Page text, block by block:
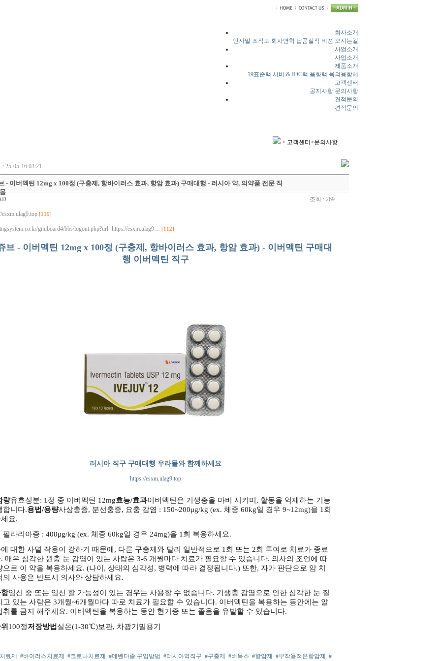
회사소개
인사말 조직도 회사연혁 납품실적 비젼 오시는길
사업소개
사업소개
제품소개
19표준랙 서버 & IDC랙 음향랙 옥외용함체
고객센터
공지사항 문의사항
견적문의
견적문의
> 고객센터>문의사항
: 25-05-16 03:21
- 이버멕틴 12mg x 100정 (구충제, 항바이러스 효과, 항암 효과) 구매대행 - 러시아 약, 의약품 전문 직
조회 : 269
esxm.ulag9.top [119]
gnuboard4/bbs/logout.php?url=https://esxm.ulag9… [112]
브 - 이버멕틴 12mg x 100정 (구충제, 항바이러스 효과, 항암 효과) - 이버멕틴 구매대
행 이버멕틴 직구
러시아 직구 구매대행 우라몰와 함께하세요
https://esxm.ulag9.top
량유효성분: 1정 중 이버멕틴 12mg효능/효과이버멕틴은 기생충을 마비 시키며, 활동을 억제하는 기능
합니다.용법/용량사상충증, 분선충증, 요충 감염 : 150~200μg/kg (ex. 체중 60kg일 경우 9~12mg)을 1회
요.
필라리아증 : 400μg/kg (ex. 체중 60kg일 경우 24mg)을 1회 복용하세요.
대한 사멸 작용이 강하기 때문에, 다른 구충제와 달리 일반적으로 1회 또는 2회 투여로 치료가 종료
매우 심각한 원충 눈 감염이 있는 사람은 3-6 개월마다 치료가 필요할 수 있습니다. 의사의 조언에 따
으로 이 약을 복용하세요. (나이, 상태의 심각성, 병력에 따라 결정됩니다.) 또한, 자가 판단으로 암 치
의 사용은 반드시 의사와 상담하세요.
임신 중 또는 임신 할 가능성이 있는 경우는 사용할 수 없습니다. 기생충 감염으로 인한 심각한 눈 질
고 있는 사람은 3개월~6개월마다 따로 치료가 필요할 수 있습니다. 이버멕틴을 복용하는 동안에는 알
취를 금지 해주세요. 이버멕틴을 복용하는 동안 현기증 또는 졸음을 유발할 수 있습니다.
100정저장방법 실온(1-30℃)보관, 차광기밀용기
료제 #바이러스치료제 #코로나치료제 #메벤다졸 구입방법 #러시아역직구 #구충제 #버목스 #항암제 #부작용적은항암제 #